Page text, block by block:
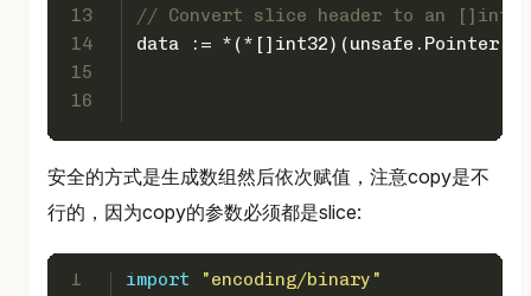
13
14
15
16
// Convert slice header to an []int32
data := *(*[] int32
安全的方式是生成数组然后依次赋值，注意copy是不
行的，因为copy的参数必须都是slice:
1
import
"encoding/binary"